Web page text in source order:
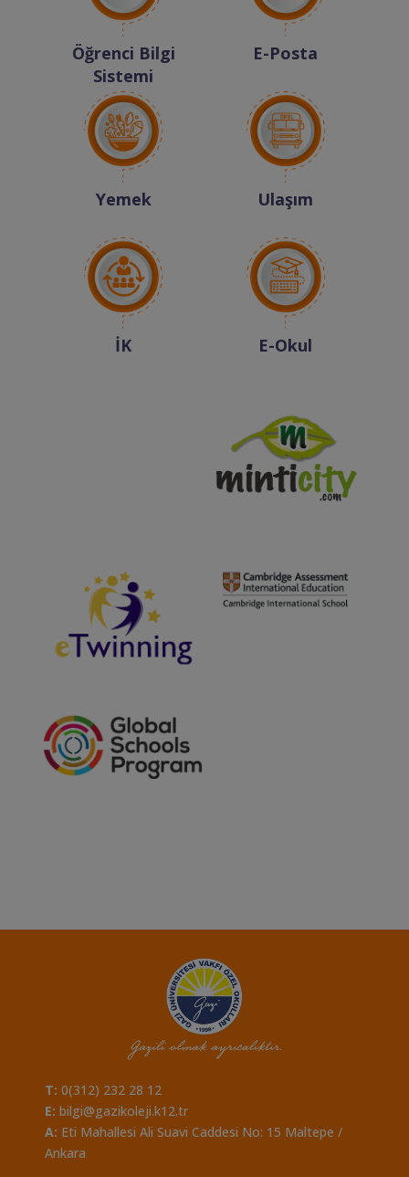
Öğrenci Bilgi
Sistemi
E-Posta
Yemek Ulaşım
İK E-Okul
T: 0(312) 232 28 12
E: bilgi@gazikoleji.k12.tr
A: Eti Mahallesi Ali Suavi Caddesi No: 15 Maltepe /
Ankara